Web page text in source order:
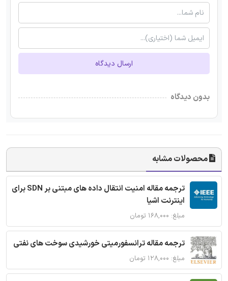
ارسال دیدگاه
بدون دیدگاه
محصولات مشابه
ترجمه مقاله امنیت انتقال داده های مبتنی بر SDN برای
اینترنت اشیا
مبلغ: ۱۶۸,۰۰۰ تومان
ترجمه مقاله ترانسفورمیتی خورشیدی سوخت های نفتی
مبلغ: ۱۲۸,۰۰۰ تومان